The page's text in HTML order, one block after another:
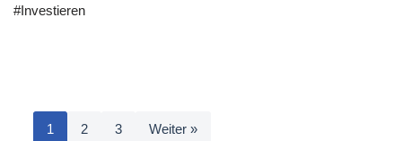
#Investieren
1 2 3 Weiter »